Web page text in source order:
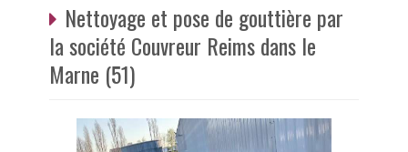
Nettoyage et pose de gouttière par
la société Couvreur Reims dans le
Marne (51)